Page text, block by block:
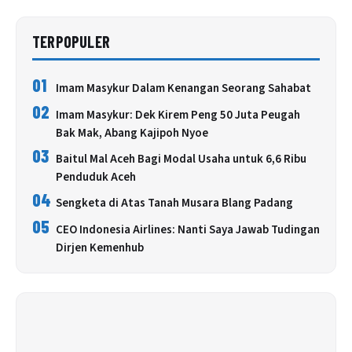
TERPOPULER
01 Imam Masykur Dalam Kenangan Seorang Sahabat
02 Imam Masykur: Dek Kirem Peng 50 Juta Peugah
Bak Mak, Abang Kajipoh Nyoe
03 Baitul Mal Aceh Bagi Modal Usaha untuk 6,6 Ribu
Penduduk Aceh
04 Sengketa di Atas Tanah Musara Blang Padang
05 CEO Indonesia Airlines: Nanti Saya Jawab Tudingan
Dirjen Kemenhub